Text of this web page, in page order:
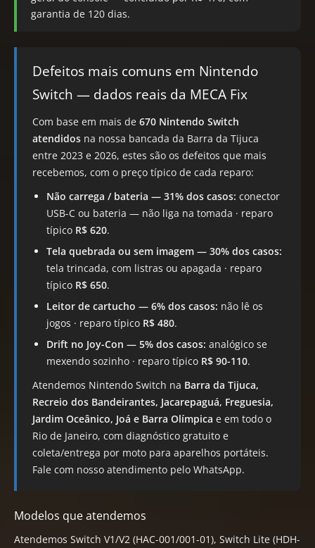
garantia de 120 dias.
Defeitos mais comuns em Nintendo
Switch — dados reais da MECA Fix
Com base em mais de 670 Nintendo Switch
atendidos na nossa bancada da Barra da Tijuca
entre 2023 e 2026, estes são os defeitos que mais
recebemos, com o preço típico de cada reparo:
Não carrega / bateria — 31% dos casos: conector
USB-C ou bateria — não liga na tomada · reparo
típico R$ 620.
Tela quebrada ou sem imagem — 30% dos casos:
tela trincada, com listras ou apagada · reparo
típico R$ 650.
Leitor de cartucho — 6% dos casos: não lê os
jogos · reparo típico R$ 480.
Drift no Joy-Con — 5% dos casos: analógico se
mexendo sozinho · reparo típico R$ 90-110.
Atendemos Nintendo Switch na Barra da Tijuca,
Recreio dos Bandeirantes, Jacarepaguá, Freguesia,
Jardim Oceânico, Joá e Barra Olímpica e em todo o
Rio de Janeiro, com diagnóstico gratuito e
coleta/entrega por moto para aparelhos portáteis.
Fale com nosso atendimento pelo WhatsApp.
Modelos que atendemos
Atendemos Switch V1/V2 (HAC-001/001-01), Switch Lite (HDH-